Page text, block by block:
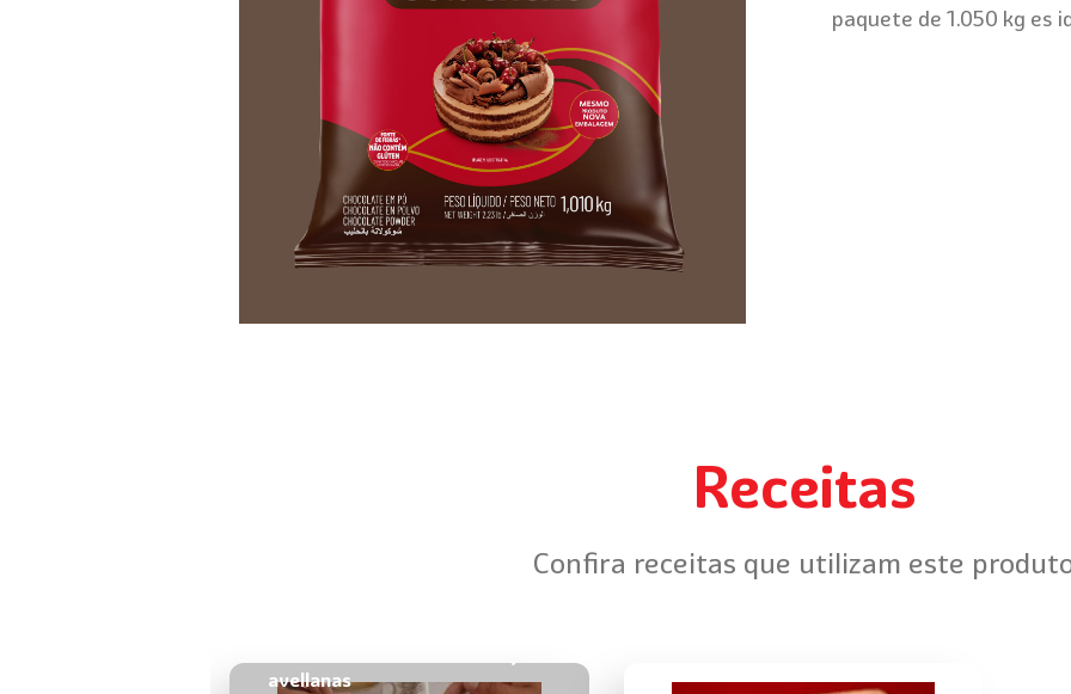
paquete de 1.050 kg es
Receitas
Confira receitas que utilizam este
avellanas